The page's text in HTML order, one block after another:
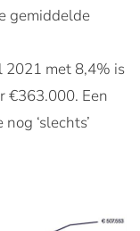
gemiddelde
2021 met 8,4% is
€363.000. Een
‘slechts’